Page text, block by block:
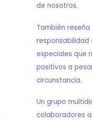
de nosotros.
También
responsabilidad
especiales que
positivos a
circunstancia.
Un grupo
colaboradores